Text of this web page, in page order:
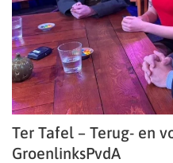
Ter Tafel – Terug- en
GroenlinksPvdA